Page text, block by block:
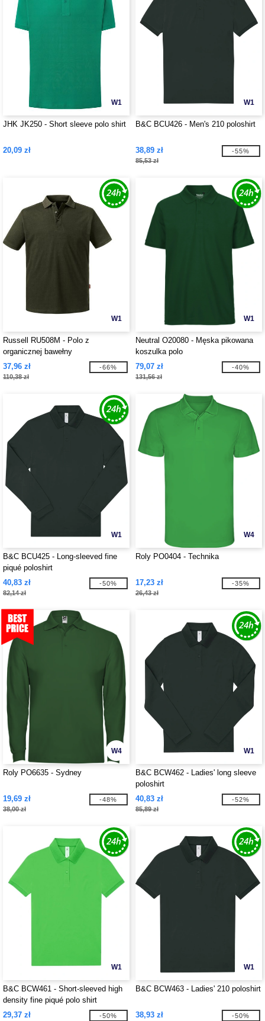
W1
JHK JK250 - Short sleeve polo shirt
20,09 zł
W1
B&C BCU426 - Men's 210 poloshirt
38,89 zł
85,53 zł
-55%
W1
Russell RU508M - Polo z
organicznej bawełny
37,96 zł
110,38 zł
-66%
W1
Neutral O20080 - Męska pikowana
koszulka polo
79,07 zł
131,56 zł
-40%
W1
B&C BCU425 - Long-sleeved fine
piqué poloshirt
40,83 zł
82,14 zł
-50%
W4
Roly PO0404 - Technika
17,23 zł
26,43 zł
-35%
W4
Roly PO6635 - Sydney
19,69 zł
38,00 zł
-48%
W1
B&C BCW462 - Ladies' long sleeve
poloshirt
40,83 zł
85,89 zł
-52%
W1
B&C BCW461 - Short-sleeved high
density fine piqué polo shirt
29,37 zł
-50%
W1
B&C BCW463 - Ladies' 210 poloshirt
38,93 zł -50%